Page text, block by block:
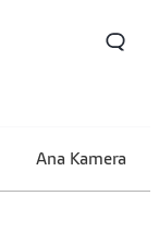
Ana Kamera